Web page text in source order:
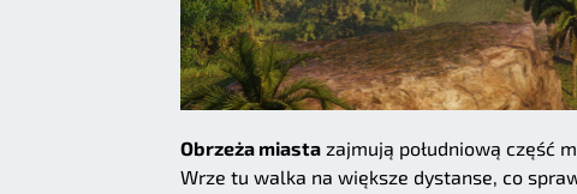
Obrzeża miasta zajmują południową część
Wrze tu walka na większe dystanse, co